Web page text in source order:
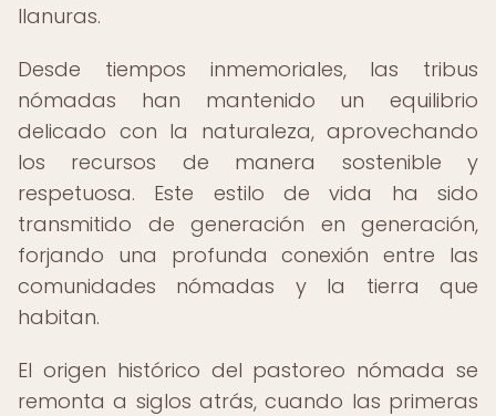
llanuras.
Desde tiempos inmemoriales, las tribus
nómadas han mantenido un equilibrio
delicado con la naturaleza, aprovechando
los recursos de manera sostenible y
respetuosa. Este estilo de vida ha sido
transmitido de generación en generación,
forjando una profunda conexión entre las
comunidades nómadas y la tierra que
habitan.
El origen histórico del pastoreo nómada se
remonta a siglos atrás, cuando las primeras